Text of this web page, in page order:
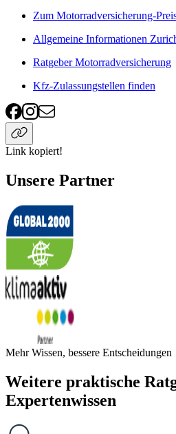
Zum Motorradversicherung-
Allgemeine Informationen
Ratgeber Motorradversicherung
Kfz-Zulassungstellen finden
Link kopiert!
Unsere Partner
Mehr Wissen, bessere Entscheidungen
Weitere praktische
Expertenwissen